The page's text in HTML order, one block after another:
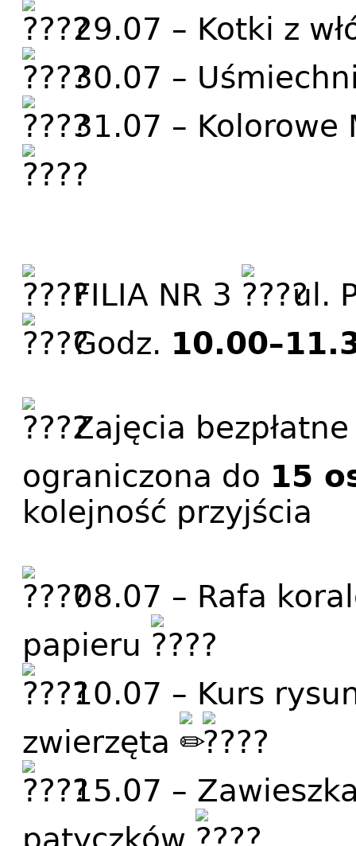
29.07 – Kotki z
30.07 –
31.07 – Kolorowe
FILIA NR 3
ul.
Godz.
Zajęcia
ograniczona do 15
kolejność przyjścia
08.07 – Rafa
papieru
10.07 – Kurs
zwierzęta
15.07 –